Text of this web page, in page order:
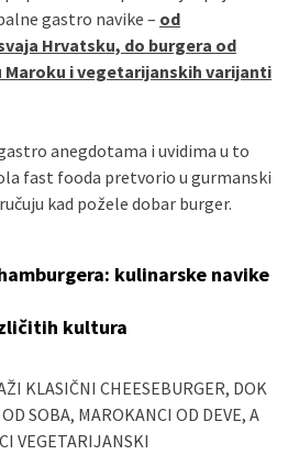
gastro navike – od
Hrvatsku, do burgera od
Maroku i vegetarijanskih varijanti
anegdotama i uvidima u to
fast fooda pretvorio u gurmanski
kad požele dobar burger.
kulinarske navike
kultura
KLASIČNI CHEESEBURGER, DOK
SOBA, MAROKANCI OD DEVE, A
VEGETARIJANSKI